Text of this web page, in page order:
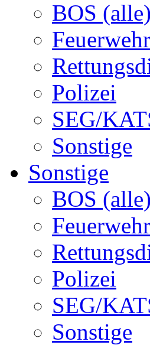
BOS (alle)
Feuerwehr
Polizei
SEG/
Sonstige
Sonstige
BOS (alle)
Feuerwehr
Polizei
SEG/
Sonstige